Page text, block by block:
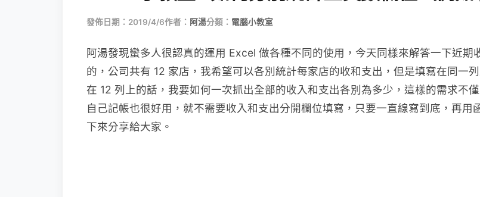
發佈日期：2019/4/6作者： 阿湯分類： 電腦小教室
阿湯發現蠻多人很認真的運用 Excel 做各種不同的使用，今天同樣來解答一下近期
的，公司共有 12 家店，我希望可以各別統計每家店的收和支出，但是填寫在同一
在 12 列上的話，我要如何一次抓出全部的收入和支出各別為多少，這樣的需求不
自己記帳也很好用，就不需要收入和支出分開欄位填寫，只要一直線寫到底，再用
下來分享給大家。